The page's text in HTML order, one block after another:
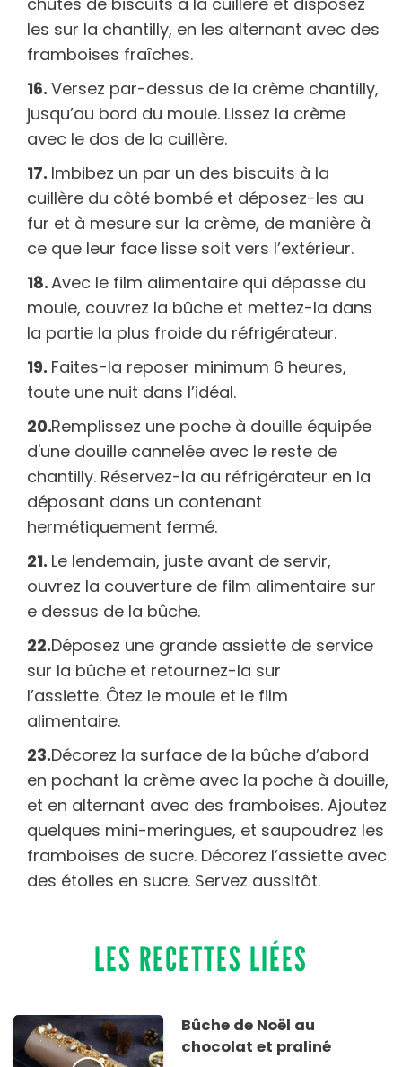
les sur la chantilly, en les alternant avec des
framboises fraîches.
Versez par-dessus de la crème chantilly,
jusqu’au bord du moule. Lissez la crème
avec le dos de la cuillère.
Imbibez un par un des biscuits à la
cuillère du côté bombé et déposez-les au
fur et à mesure sur la crème, de manière à
ce que leur face lisse soit vers l’extérieur.
Avec le film alimentaire qui dépasse du
moule, couvrez la bûche et mettez-la dans
la partie la plus froide du réfrigérateur.
Faites-la reposer minimum 6 heures,
toute une nuit dans l’idéal.
Remplissez une poche à douille équipée
d'une douille cannelée avec le reste de
chantilly. Réservez-la au réfrigérateur en la
déposant dans un contenant
hermétiquement fermé.
Le lendemain, juste avant de servir,
ouvrez la couverture de film alimentaire sur
e dessus de la bûche.
Déposez une grande assiette de service
sur la bûche et retournez-la sur
l’assiette. Ôtez le moule et le film
alimentaire.
Décorez la surface de la bûche d’abord
en pochant la crème avec la poche à douille,
et en alternant avec des framboises. Ajoutez
quelques mini-meringues, et saupoudrez les
framboises de sucre. Décorez l’assiette avec
des étoiles en sucre. Servez aussitôt.
LES RECETTES LIÉES
Bûche de Noël au
chocolat et praliné